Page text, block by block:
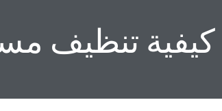
كيفية تنظيف